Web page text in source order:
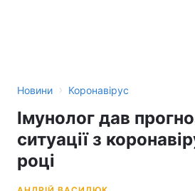
Новини › Коронавірус
Імунолог дав
ситуації з
році